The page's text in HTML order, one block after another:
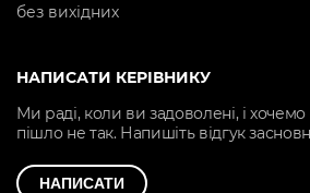
без вихідних
НАПИСАТИ КЕРІВНИКУ
Ми раді, коли ви задоволені, і
пішло не так. Напишіть відгук
НАПИСАТИ